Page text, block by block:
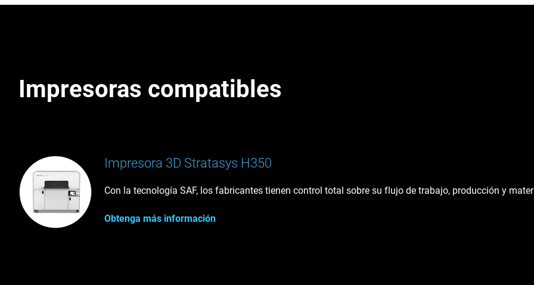
Impresoras compatibles
Impresora 3D Stratasys H350
Con la tecnología SAF, los fabricantes tienen control total sobre su flujo de trabajo, producción y
Obtenga más información